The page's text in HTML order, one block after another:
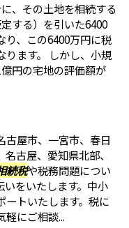
、その土地を相続する
する）を引いた6400
り、この6400万円に税
ります。 しかし、小規
円の宅地の評価額が
古屋市、一宮市、春日
古屋、愛知県北部、
続税や税務問題につい
をいたします。中小
トいたします。税に
軽にご相談...